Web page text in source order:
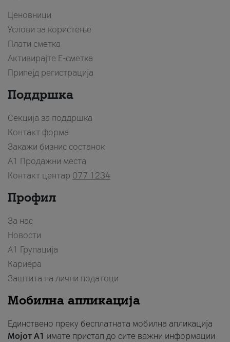
Ценовници
Услови за користење
Плати сметка
Активирајте Е-сметка
Припејд регистрација
Поддршка
Секција за поддршка
Контакт форма
Закажи бизнис состанок
A1 Продажни места
Контакт центар 077 1234
Профил
За нас
Новости
А1 Групација
Кариера
Заштита на лични податоци
Мобилна апликација
Единствено преку бесплатната мобилна апликација
Мојот A1 имате пристап до сите важни информации